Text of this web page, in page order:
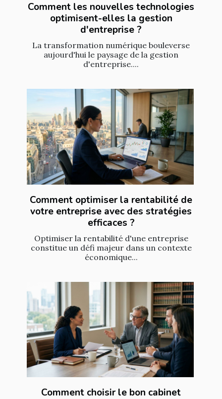
Comment les nouvelles technologies
optimisent-elles la gestion
d'entreprise ?
La transformation numérique bouleverse
aujourd'hui le paysage de la gestion
d'entreprise....
Comment optimiser la rentabilité de
votre entreprise avec des stratégies
efficaces ?
Optimiser la rentabilité d'une entreprise
constitue un défi majeur dans un contexte
économique...
Comment choisir le bon cabinet